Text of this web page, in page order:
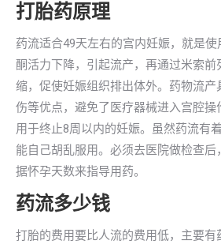
打胎药原理
药流适合49天左右的宫内妊娠，就是
酮活力下降，引起流产，再通过米索
缩，促使妊娠组织排出体外。药物流产
伤等优点，避免了医疗器械进入宫腔操
用于终止8周以内的妊娠。虽然药流有
能自己胡乱服用。必须去医院做检查
据怀孕天数来指导用药。
药流多少钱
打胎的费用要比人流的费用低，主要有